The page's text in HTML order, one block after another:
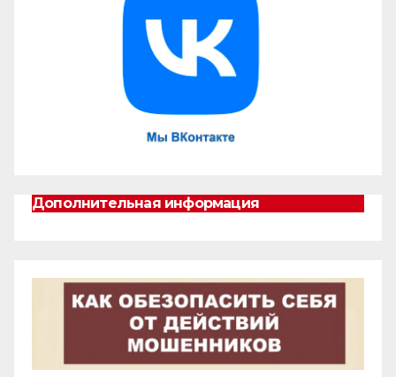
Дополнительная информация